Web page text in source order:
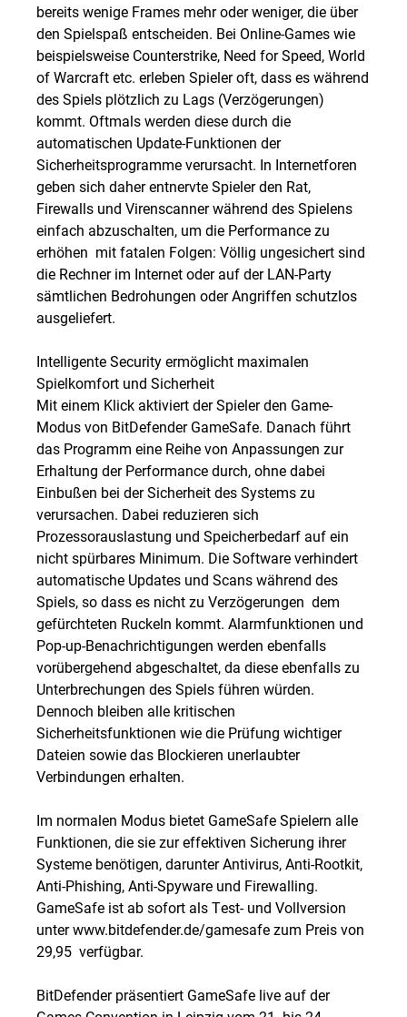
bereits wenige Frames mehr oder weniger, die über
den Spielspaß entscheiden. Bei Online-Games wie
beispielsweise Counterstrike, Need for Speed, World
of Warcraft etc. erleben Spieler oft, dass es während
des Spiels plötzlich zu Lags (Verzögerungen)
kommt. Oftmals werden diese durch die
automatischen Update-Funktionen der
Sicherheitsprogramme verursacht. In Internetforen
geben sich daher entnervte Spieler den Rat,
Firewalls und Virenscanner während des Spielens
einfach abzuschalten, um die Performance zu
erhöhen  mit fatalen Folgen: Völlig ungesichert sind
die Rechner im Internet oder auf der LAN-Party
sämtlichen Bedrohungen oder Angriffen schutzlos
ausgeliefert.
Intelligente Security ermöglicht maximalen
Spielkomfort und Sicherheit
Mit einem Klick aktiviert der Spieler den Game-
Modus von BitDefender GameSafe. Danach führt
das Programm eine Reihe von Anpassungen zur
Erhaltung der Performance durch, ohne dabei
Einbußen bei der Sicherheit des Systems zu
verursachen. Dabei reduzieren sich
Prozessorauslastung und Speicherbedarf auf ein
nicht spürbares Minimum. Die Software verhindert
automatische Updates und Scans während des
Spiels, so dass es nicht zu Verzögerungen  dem
gefürchteten Ruckeln kommt. Alarmfunktionen und
Pop-up-Benachrichtigungen werden ebenfalls
vorübergehend abgeschaltet, da diese ebenfalls zu
Unterbrechungen des Spiels führen würden.
Dennoch bleiben alle kritischen
Sicherheitsfunktionen wie die Prüfung wichtiger
Dateien sowie das Blockieren unerlaubter
Verbindungen erhalten.
Im normalen Modus bietet GameSafe Spielern alle
Funktionen, die sie zur effektiven Sicherung ihrer
Systeme benötigen, darunter Antivirus, Anti-Rootkit,
Anti-Phishing, Anti-Spyware und Firewalling.
GameSafe ist ab sofort als Test- und Vollversion
unter www.bitdefender.de/gamesafe zum Preis von
29,95  verfügbar.
BitDefender präsentiert GameSafe live auf der